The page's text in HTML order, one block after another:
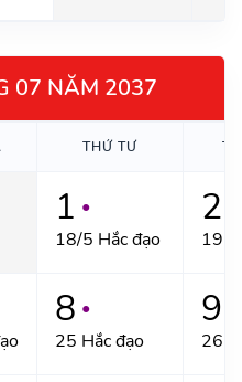
07 NĂM 2037
THỨ TƯ
1 ●
18/5 Hắc đạo
2
19
8 ●
25 Hắc đạo
9
26